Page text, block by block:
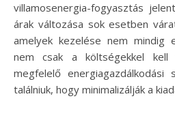
villamosenergia-fogyasztás
árak változása sok esetben
amelyek kezelése nem mindig
nem csak a költségekkel kell
megfelelő
találniuk, hogy minimalizálják a